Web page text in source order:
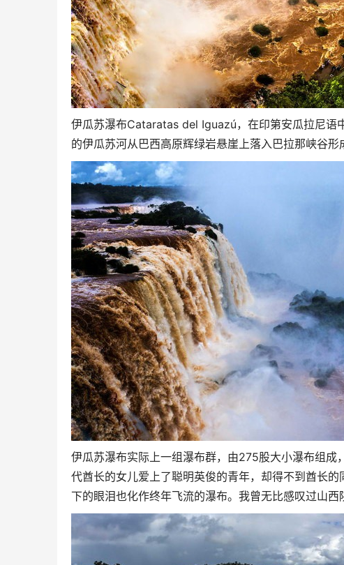
伊瓜苏瀑布Cataratas del Iguazú，在印第安瓜拉尼语
的伊瓜苏河从巴西高原辉绿岩悬崖上落入巴拉那峡谷形
伊瓜苏瀑布实际上一组瀑布群，由275股大小瀑布组
代酋长的女儿爱上了聪明英俊的青年，却得不到酋长
下的眼泪也化作终年飞流的瀑布。我曾无比感叹过山